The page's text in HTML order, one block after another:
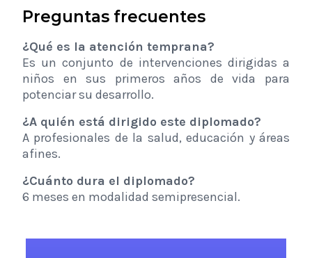
Preguntas frecuentes
¿Qué es la atención temprana?
Es un conjunto de intervenciones dirigidas a
niños en sus primeros años de vida para
potenciar su desarrollo.
¿A quién está dirigido este diplomado?
A profesionales de la salud, educación y áreas
afines.
¿Cuánto dura el diplomado?
6 meses en modalidad semipresencial.